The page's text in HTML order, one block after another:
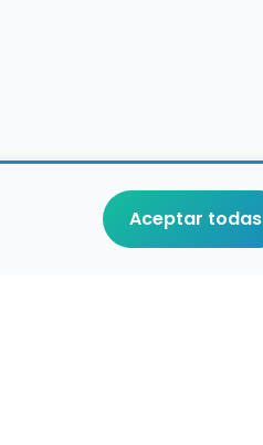
Aceptar todas